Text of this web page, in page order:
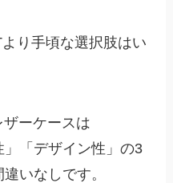
り手頃な選択肢はい
ーケースは
」「デザイン性」の3
いなしです。